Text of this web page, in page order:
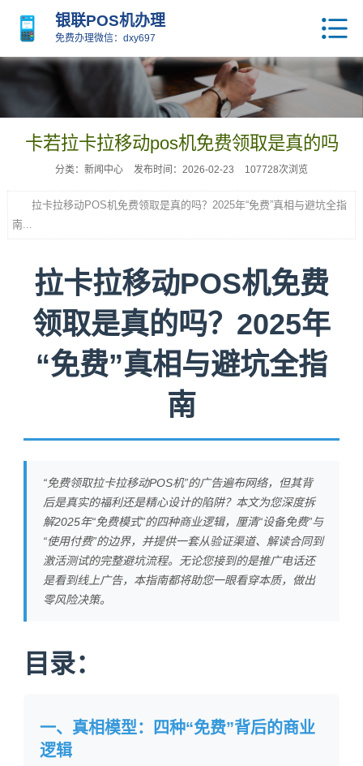
银联POS机办理
免费办理微信：dxy697
卡若拉卡拉移动pos机免费领取是真的吗
分类：新闻中心 发布时间：2026-02-23 107728次浏览
拉卡拉移动POS机免费领取是真的吗？2025年“免费”真相与避坑全指
南...
拉卡拉移动POS机免费
领取是真的吗？2025年
“免费”真相与避坑全指
南
“免费领取拉卡拉移动POS机”的广告遍布网络，但其背
后是真实的福利还是精心设计的陷阱？本文为您深度拆
解2025年“免费模式”的四种商业逻辑，厘清“设备免费”与
“使用付费”的边界，并提供一套从验证渠道、解读合同到
激活测试的完整避坑流程。无论您接到的是推广电话还
是看到线上广告，本指南都将助您一眼看穿本质，做出
零风险决策。
目录：
一、真相模型：四种“免费”背后的商业
逻辑